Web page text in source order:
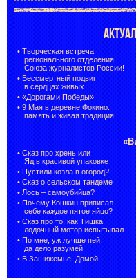
• Творческая встреча
регионального отделения
Союза журналистов России!
• Бессмертный подвиг
в сердцах живых
• «Дорогами Победы»
• 9 Мая в деревне Фокино:
память и живая традиция
• Сказ про хрень или
Яд в красивой упаковке
• Пустили козла в огород?
• Сказ о сельском тандеме
• Лось – самоубийца?
• Почему Кошкин приписал
себе каждое пятое яйцо?
• Сказ про то, как Тишка
лодочный мотор испытывал
• По мне, уж лучше пей,
да дело разумей
• В Зашижемье! Домой!